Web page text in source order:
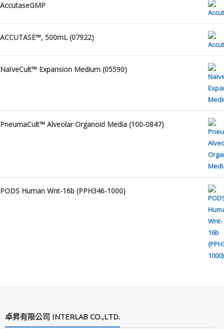
AccutaseGMP
ACCUTASE™, 500mL (07922)
NaïveCult™ Expansion Medium (05590)
PneumaCult™ Alveolar Organoid Media (100-0847)
PODS Human Wnt-16b (PPH346-1000)
卓昇有限公司 INTERLAB CO.,LTD.